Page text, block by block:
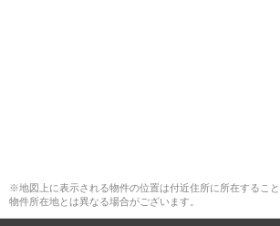
※地図上に表示される物件の位置は付近住所に所在するこ
物件所在地とは異なる場合がございます。